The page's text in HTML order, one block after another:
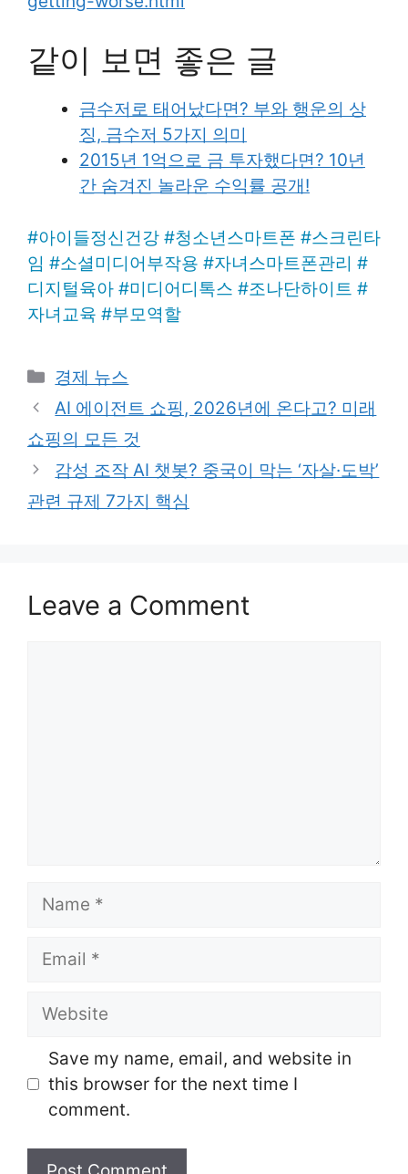
같이 보면 좋은 글
금수저로 태어났다면? 부와 행운의 상
징, 금수저 5가지 의미
2015년 1억으로 금 투자했다면? 10년
간 숨겨진 놀라운 수익률 공개!
#아이들정신건강 #청소년스마트폰 #스크린타
임 #소셜미디어부작용 #자녀스마트폰관리 #
디지털육아 #미디어디톡스 #조나단하이트 #
자녀교육 #부모역할
Categories
경제 뉴스
AI 에이전트 쇼핑, 2026년에 온다고? 미래
쇼핑의 모든 것
감성 조작 AI 챗봇? 중국이 막는 ‘자살·도박’
관련 규제 7가지 핵심
Leave a Comment
Name
Email
Website
Save my name, email, and website in
this browser for the next time I
comment.